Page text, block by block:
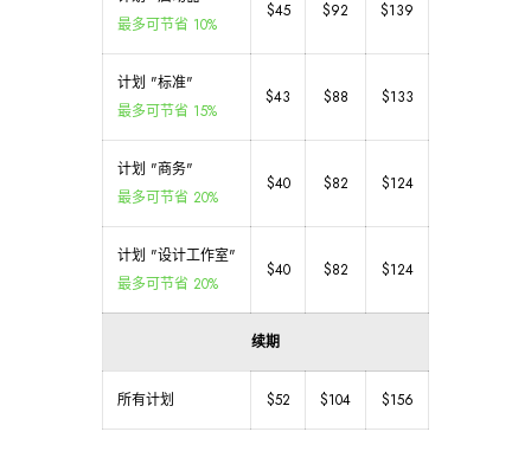
最多可节省 10%
$45 $92 $139
计划 "标准"
最多可节省 15%
$43 $88 $133
计划 "商务"
最多可节省 20%
$40 $82 $124
计划 "设计工作室"
最多可节省 20%
$40 $82 $124
续期
所有计划 $52 $104 $156